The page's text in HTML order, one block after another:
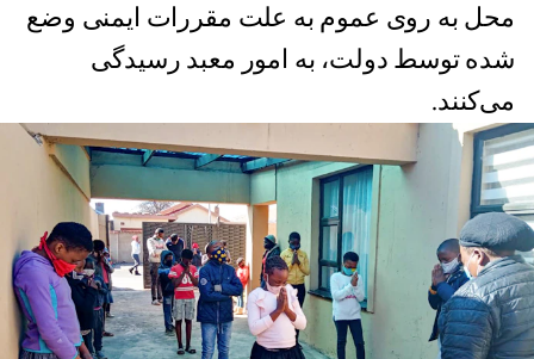
محل به روی عموم به علت مقررات ایمنی وضع
شده توسط دولت، به امور معبد رسیدگی
می‌کنند.